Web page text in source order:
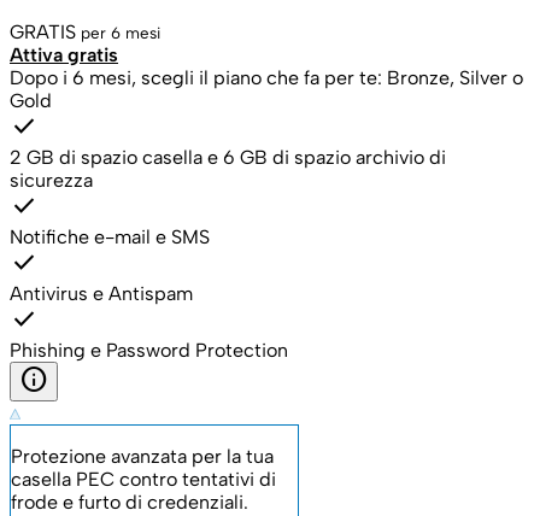
GRATIS per 6 mesi
Attiva gratis
Dopo i 6 mesi, scegli il piano che fa per te: Bronze, Silver o
Gold
check
2 GB di spazio casella e 6 GB di spazio archivio di
sicurezza
check
Notifiche e-mail e SMS
check
Antivirus e Antispam
check
Phishing e Password Protection
info
Protezione avanzata per la tua
casella PEC contro tentativi di
frode e furto di credenziali.